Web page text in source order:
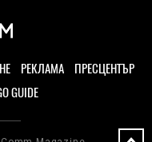
РЕКЛАМА
ПРЕСЦЕНТЪР
GUIDE